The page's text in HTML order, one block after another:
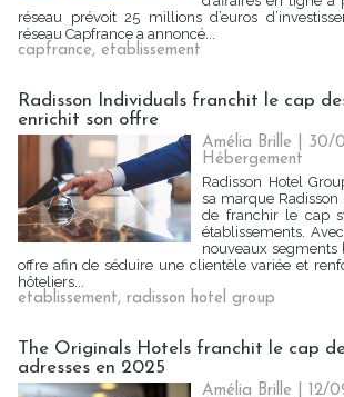
réseau prévoit 25 millions d’euros
réseau Capfrance a annoncé...
capfrance, etablissement
Radisson Individuals franchit le cap
enrichit son offre
Amélia Brille | 30/
Hébergement
Radisson Hotel
sa marque
de franchir le cap
établissements.
nouveaux segments
offre afin de séduire une clientèle variée et
hôteliers...
etablissement, radisson hotel group
The Originals Hotels franchit le cap
adresses en 2025
Amélia Brille | 12/